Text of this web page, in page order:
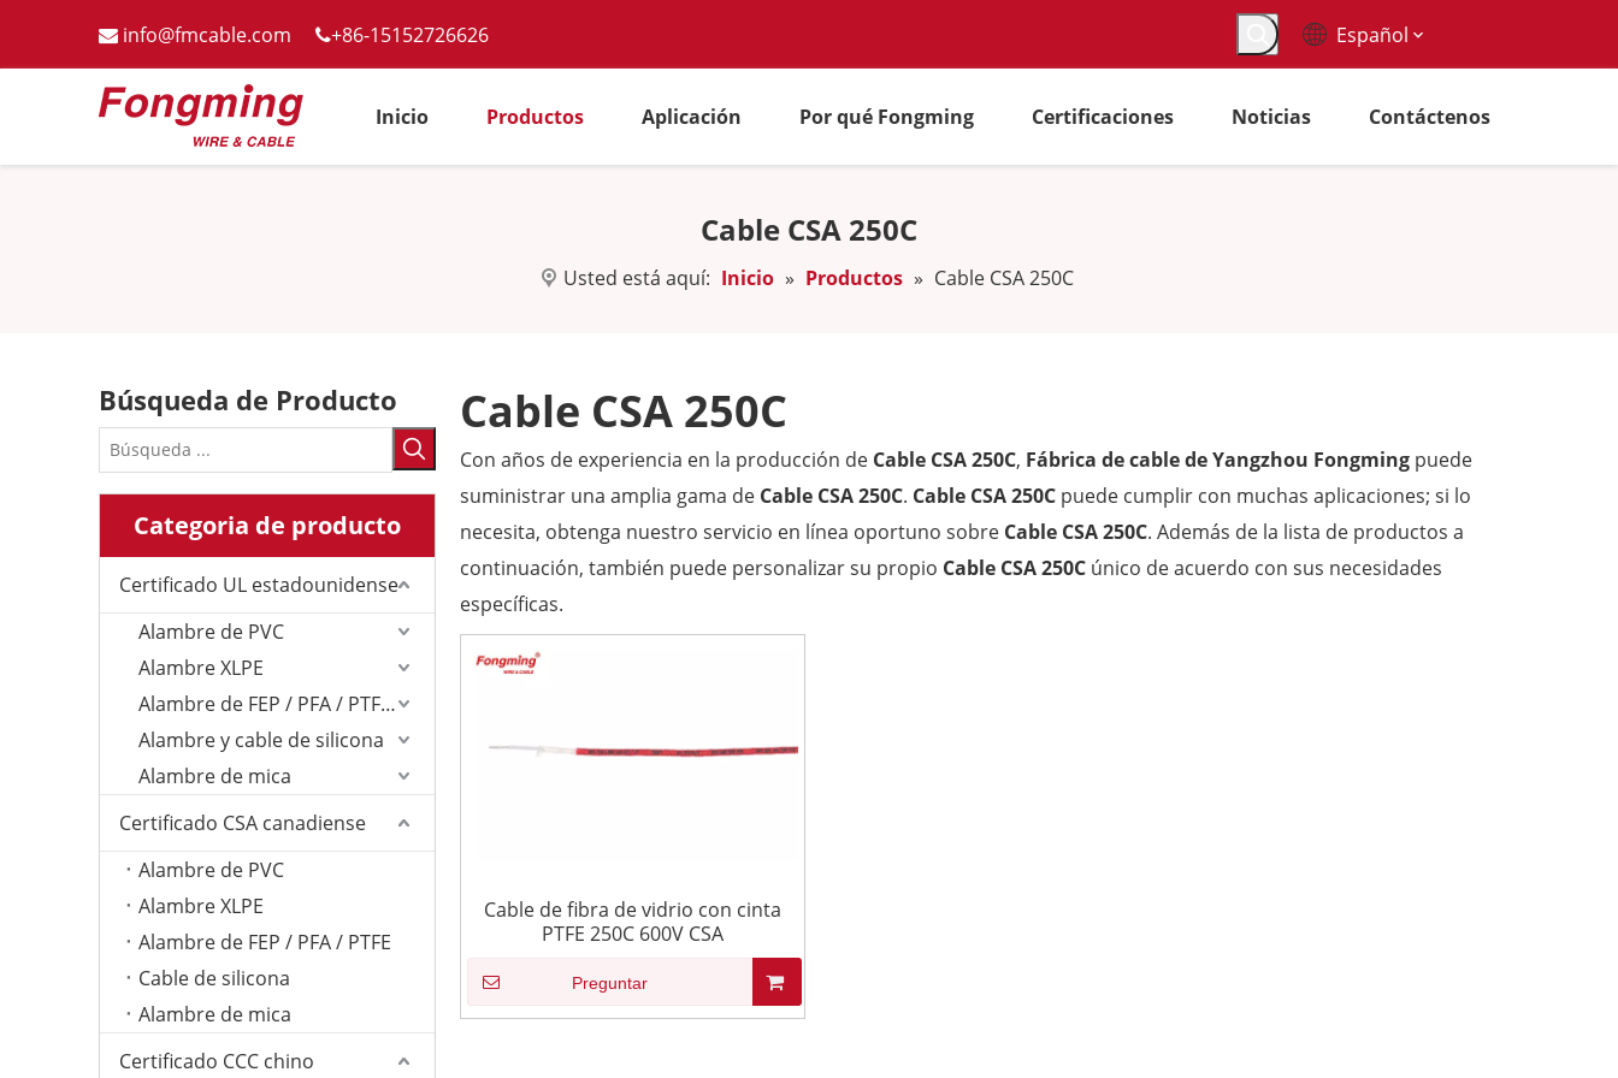
 info@fmcable.com +86-15152726626 Español
Inicio Productos Aplicación Por qué Fongming Certificaciones Noticias Contáctenos
Cable CSA 250C
Usted está aquí: Inicio » Productos » Cable CSA 250C
Búsqueda de Producto
Categoria de producto
Certificado UL estadounidense
Alambre de PVC
Alambre XLPE
Alambre de FEP / PFA / PTFE/ETFE
Alambre y cable de silicona
Alambre de mica
Certificado CSA canadiense
Alambre de PVC
Alambre XLPE
Alambre de FEP / PFA / PTFE
Cable de silicona
Alambre de mica
Certificado CCC chino
Cable CSA 250C
Con años de experiencia en la producción de Cable CSA 250C, Fábrica de cable de Yangzhou Fongming puede
suministrar una amplia gama de Cable CSA 250C. Cable CSA 250C puede cumplir con muchas aplicaciones; si lo
necesita, obtenga nuestro servicio en línea oportuno sobre Cable CSA 250C. Además de la lista de productos a
continuación, también puede personalizar su propio Cable CSA 250C único de acuerdo con sus necesidades
específicas.
Cable de fibra de vidrio con cinta
PTFE 250C 600V CSA
Preguntar